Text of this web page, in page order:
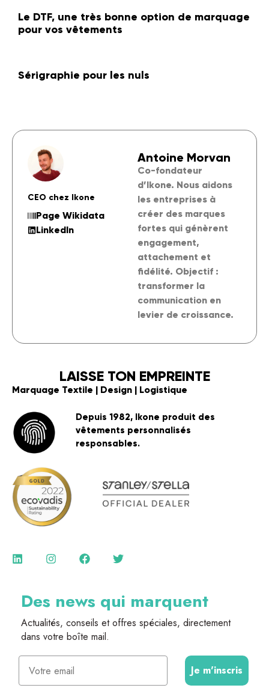
Le DTF, une très bonne option de marquage
pour vos vêtements
Sérigraphie pour les nuls
CEO chez Ikone
Page Wikidata
LinkedIn
Antoine Morvan
Co-fondateur
d’Ikone. Nous aidons
les entreprises à
créer des marques
fortes qui génèrent
engagement,
attachement et
fidélité. Objectif :
transformer la
communication en
levier de croissance.
LAISSE TON EMPREINTE
Marquage Textile | Design | Logistique
Depuis 1982, Ikone produit des
vêtements personnalisés
responsables.
Des news qui marquent
Actualités, conseils et offres spéciales, directement
dans votre boîte mail.
Email
Je m'inscris